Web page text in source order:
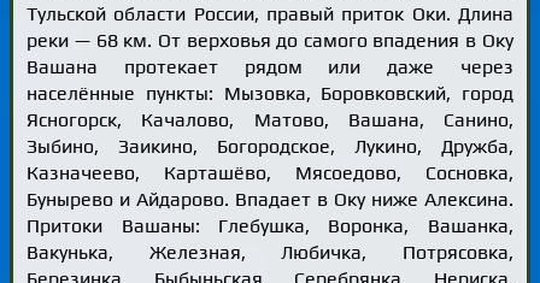
Тульской области России, правый приток Оки. Длина
реки — 68 км. От верховья до самого впадения в Оку
Вашана протекает рядом или даже через
населённые пункты: Мызовка, Боровковский, город
Ясногорск, Качалово, Матово, Вашана, Санино,
Зыбино, Заикино, Богородское, Лукино, Дружба,
Казначеево, Карташёво, Мясоедово, Сосновка,
Бунырево и Айдарово. Впадает в Оку ниже Алексина.
Притоки Вашаны: Глебушка, Воронка, Вашанка,
Вакунька, Железная, Любичка, Потрясовка,